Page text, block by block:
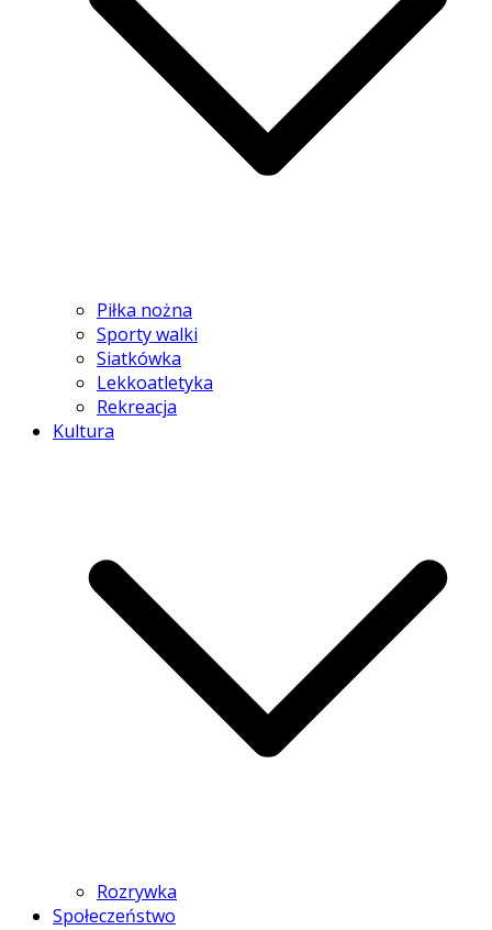
Piłka nożna
Sporty walki
Siatkówka
Lekkoatletyka
Rekreacja
Kultura
Rozrywka
Społeczeństwo